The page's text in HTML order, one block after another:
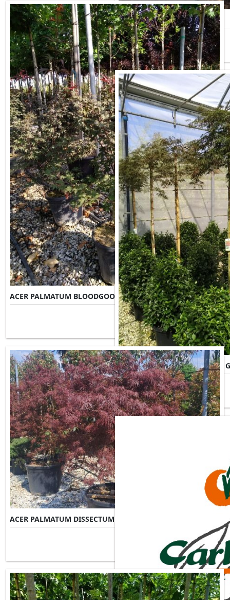
ACER PALMATUM BI HOO
ACER PALMATUM BLOODGOOD
Misure Disponibili ►
ACER PALMATUM DISSECTUM
ACER PALMATUM DISSECTUM INABA-SHIDARE
Misure Disponibili ►